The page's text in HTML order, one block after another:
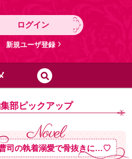
ログイン
新規ユーザ登録
部ピックアップ
司の執着溺愛で骨抜きに…♡